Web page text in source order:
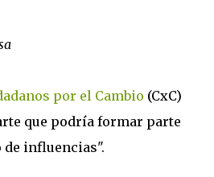
por el Cambio (CxC)
que podría formar parte
influencias".